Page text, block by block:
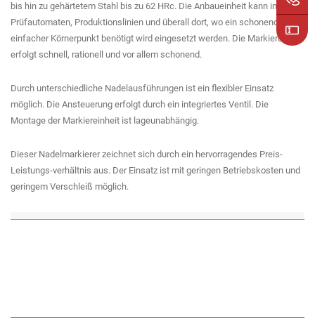
bis hin zu gehärtetem Stahl bis zu 62 HRc. Die Anbaueinheit kann in
Prüfautomaten, Produktionslinien und überall dort, wo ein schonender
einfacher Körnerpunkt benötigt wird eingesetzt werden. Die Markierung
erfolgt schnell, rationell und vor allem schonend.
Durch unterschiedliche Nadelausführungen ist ein flexibler Einsatz
möglich. Die Ansteuerung erfolgt durch ein integriertes Ventil. Die
Montage der Markiereinheit ist lageunabhängig.
Dieser Nadelmarkierer zeichnet sich durch ein hervorragendes Preis-
Leistungs-verhältnis aus. Der Einsatz ist mit geringen Betriebskosten und
geringem Verschleiß möglich.